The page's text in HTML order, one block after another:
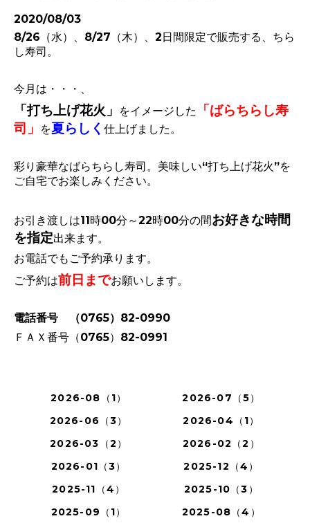
2020/08/03
8/26（水）、8/27（木）、2日間限定で販売する、ちら
し寿司。
今月は・・・、
「打ち上げ花火」 をイメージした
「ばらちらし寿
司」
を夏らしく 仕上げました。
彩り豪華なばらちらし寿司。美味しい“打ち上げ花火”を
ご自宅でお楽しみください。
お引き渡しは11時00分～22時00分の間お好きな時間
を指定出来ます。
お電話でもご予約承ります。
ご予約は前日までお願いします。
電話番号 （0765）82-0990
ＦＡＸ番号（0765）82-0991
2026-08（1）
2026-07（5）
2026-06（3）
2026-04（1）
2026-03（2）
2026-02（2）
2026-01（3）
2025-12（4）
2025-11（4）
2025-10（3）
2025-09（1）
2025-08（4）